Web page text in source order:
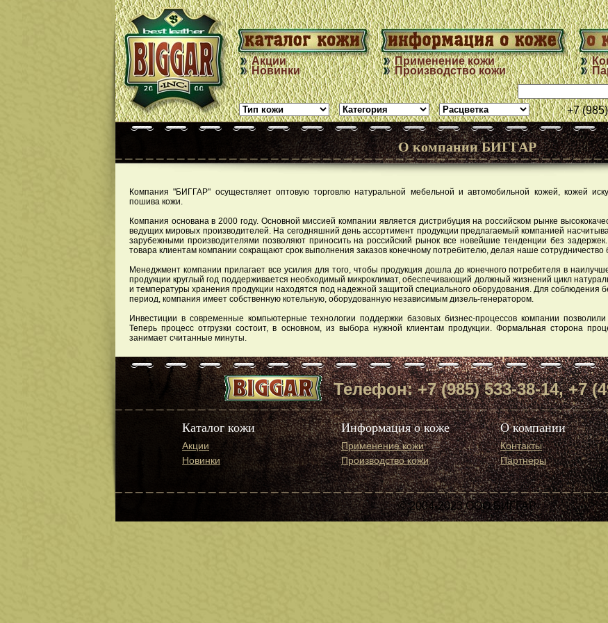
Акции
Новинки
Применение кожи
Производство кожи
+7
О компании БИГГАР
Компания "БИГГАР" осуществляет оптовую торговлю натуральной мебельной и автомобильной кожей, кожей
пошива кожи.
Компания основана в 2000 году. Основной миссией компании является дистрибуция на российском рынке
ведущих мировых производителей. На сегодняшний день ассортимент продукции предлагаемый компанией
зарубежными производителями позволяют приносить на российский рынок все новейшие тенденции без
товара клиентам компании сокращают срок выполнения заказов конечному потребителю, делая наше сотрудничество
Менеджмент компании прилагает все усилия для того, чтобы продукция дошла до конечного потребителя в
продукции круглый год поддерживается необходимый микроклимат, обеспечивающий должный жизнений цикл
и температуры хранения продукции находятся под надежной защитой специального оборудования. Для соблюдения
период, компания имеет собственную котельную, оборудованную независимым дизель-генератором.
Инвестиции в современные компьютерные технологии поддержки базовых бизнес-процессов компании
Теперь процесс отгрузки состоит, в основном, из выбора нужной клиентам продукции. Формальная сторона
занимает считанные минуты.
Телефон: +7 (985) 533-38-14, +7
Каталог кожи
Акции
Новинки
Информация о коже
Применение кожи
Производство кожи
О компании
Контакты
Партнеры
© 2004-2023 ООО БИГГАР